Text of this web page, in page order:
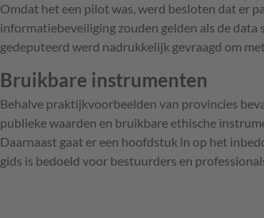
Omdat het een pilot was, werd besloten dat er
informatiebeveiliging zouden gelden als de
gedeputeerd werd nadrukkelijk gevraagd om
Bruikbare instrumenten
Behalve praktijkvoorbeelden van provincies
publieke waarden en bruikbare ethische
Daarnaast gaat er een hoofdstuk in op het
gids is bedoeld voor bestuurders en